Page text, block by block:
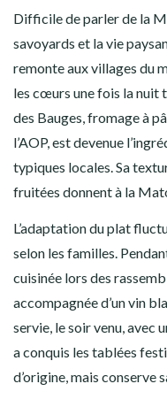
Difficile de parler de la
savoyards et la vie
remonte aux villages du
les cœurs une fois la nuit
des Bauges, fromage à
l’AOP, est devenue
typiques locales. Sa
fruitées donnent à la
L’adaptation du plat
selon les familles.
cuisinée lors des
accompagnée d’un vin
servie, le soir venu, avec
a conquis les tablées
d’origine, mais conserve